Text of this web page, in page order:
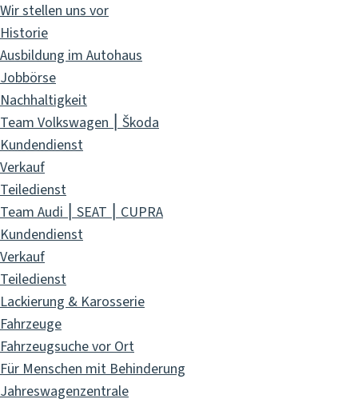
Wir stellen uns vor
Historie
Ausbildung im Autohaus
Jobbörse
Nachhaltigkeit
Team Volkswagen ⎮ Škoda
Kundendienst
Verkauf
Teiledienst
Team Audi ⎮ SEAT ⎮ CUPRA
Kundendienst
Verkauf
Teiledienst
Lackierung & Karosserie
Fahrzeuge
Fahrzeugsuche vor Ort
Für Menschen mit Behinderung
Jahreswagenzentrale